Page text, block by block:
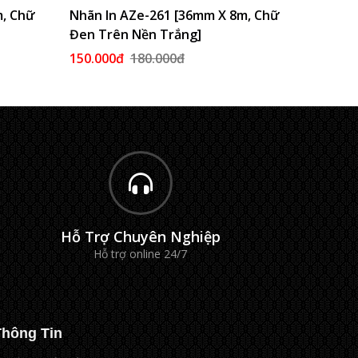
Giỏ
Chữ Thêm Vào Giỏ
Nhãn In AZe-261 [36mm X 8m, Chữ
Đen Trên Nền Trắng]
150.000đ 180.000đ
Hỗ Trợ Chuyên Nghiệp
Hỗ trợ online 24/7
Tin